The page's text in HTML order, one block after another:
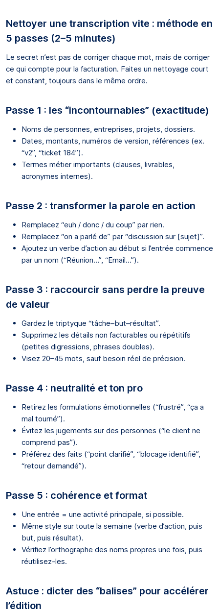
Nettoyer une transcription vite : méthode en
5 passes (2–5 minutes)
Le secret n’est pas de corriger chaque mot, mais de corriger
ce qui compte pour la facturation. Faites un nettoyage court
et constant, toujours dans le même ordre.
Passe 1 : les “incontournables” (exactitude)
Noms de personnes, entreprises, projets, dossiers.
Dates, montants, numéros de version, références (ex.
“v2”, “ticket 184”).
Termes métier importants (clauses, livrables,
acronymes internes).
Passe 2 : transformer la parole en action
Remplacez “euh / donc / du coup” par rien.
Remplacez “on a parlé de” par “discussion sur [sujet]”.
Ajoutez un verbe d’action au début si l’entrée commence
par un nom (“Réunion…”, “Email…”).
Passe 3 : raccourcir sans perdre la preuve
de valeur
Gardez le triptyque “tâche–but–résultat”.
Supprimez les détails non facturables ou répétitifs
(petites digressions, phrases doubles).
Visez 20–45 mots, sauf besoin réel de précision.
Passe 4 : neutralité et ton pro
Retirez les formulations émotionnelles (“frustré”, “ça a
mal tourné”).
Évitez les jugements sur des personnes (“le client ne
comprend pas”).
Préférez des faits (“point clarifié”, “blocage identifié”,
“retour demandé”).
Passe 5 : cohérence et format
Une entrée = une activité principale, si possible.
Même style sur toute la semaine (verbe d’action, puis
but, puis résultat).
Vérifiez l’orthographe des noms propres une fois, puis
réutilisez-les.
Astuce : dicter des “balises” pour accélérer
l’édition